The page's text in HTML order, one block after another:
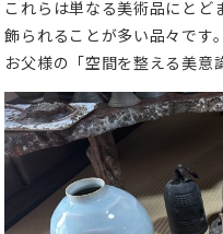
これらは単なる美術品にとど
飾られることが多い品々です。
お父様の「空間を整える美意